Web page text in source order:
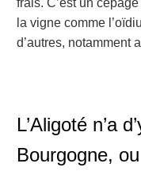
frais. C’est un
la vigne comme
d’autres, notamment
L’Aligoté n’a
Bourgogne,